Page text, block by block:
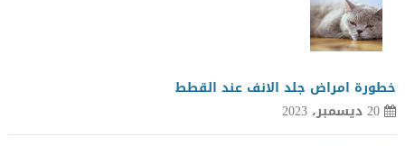
خطورة امراض جلد الانف عند القطط
20 ديسمبر، 2023